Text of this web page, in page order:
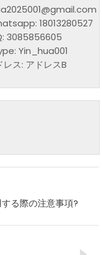
18013280527
3085856605
Yin_hua001
レス: アドレスB
る際の注意事項?